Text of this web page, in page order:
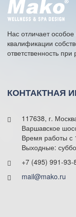
i
v
e
:
Нас отличает
квалификации
ответственность
КОНТАКТНАЯ
117638, г.
Варшавское
Время работы с
Выходные:
+7 (495) 991-93-
mail@mako.ru